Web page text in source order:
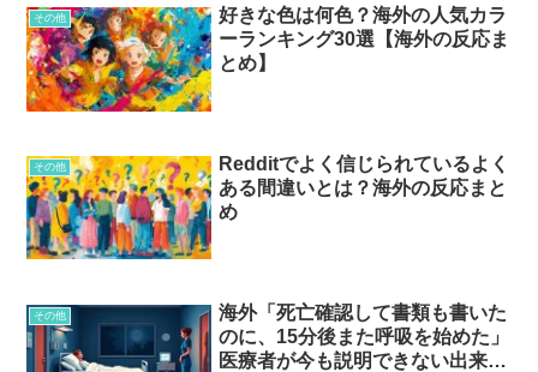
その他
好きな色は何色？海外の人気カラ
ーランキング30選【海外の反応ま
とめ】
その他
Redditでよく信じられているよく
ある間違いとは？海外の反応まと
め
その他
海外「死亡確認して書類も書いた
のに、15分後また呼吸を始めた」
医療者が今も説明できない出来